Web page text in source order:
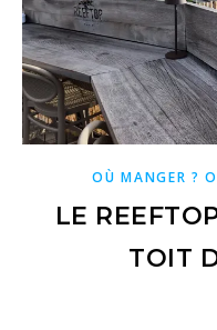
OÙ MANGER ?
LE
TOIT